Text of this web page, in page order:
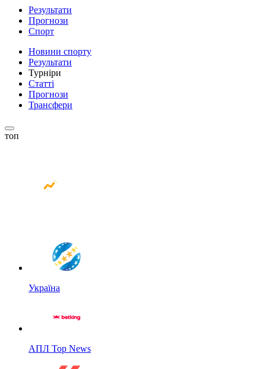
Результати
Прогнози
Спорт
Новини спорту
Результати
Турніри
Статті
Прогнози
Трансфери
топ
Україна
АПЛ Top News